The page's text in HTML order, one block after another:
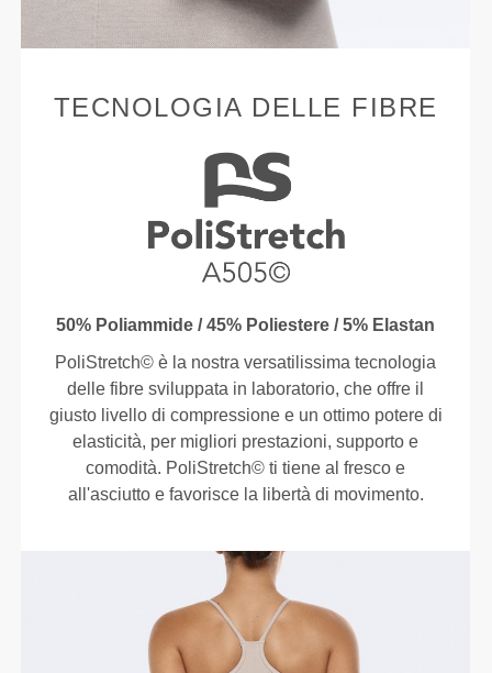
TECNOLOGIA DELLE FIBRE
50% Poliammide / 45% Poliestere / 5% Elastan
PoliStretch© è la nostra versatilissima tecnologia
delle fibre sviluppata in laboratorio, che offre il
giusto livello di compressione e un ottimo potere di
elasticità, per migliori prestazioni, supporto e
comodità. PoliStretch© ti tiene al fresco e
all'asciutto e favorisce la libertà di movimento.